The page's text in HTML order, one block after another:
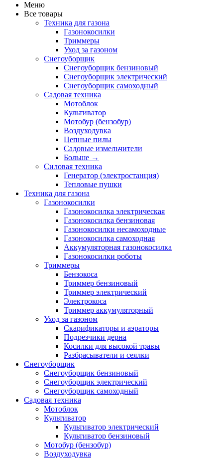
Меню
Все товары
Техника для газона
Газонокосилки
Триммеры
Уход за газоном
Снегоуборщик
Снегоуборщик бензиновый
Снегоуборщик электрический
Снегоуборщик самоходный
Садовая техника
Мотоблок
Культиватор
Мотобур (бензобур)
Воздуходувка
Цепные пилы
Садовые измельчители
Больше →
Силовая техника
Генератор (электростанция)
Тепловые пушки
Техника для газона
Газонокосилки
Газонокосилка электрическая
Газонокосилка бензиновая
Газонокосилки несамоходные
Газонокосилка самоходная
Аккумуляторная газонокосилка
Газонокосилки роботы
Триммеры
Бензокоса
Триммер бензиновый
Триммер электрический
Электрокоса
Триммер аккумуляторный
Уход за газоном
Скарификаторы и аэраторы
Подрезчики дерна
Косилки для высокой травы
Разбрасыватели и сеялки
Снегоуборщик
Снегоуборщик бензиновый
Снегоуборщик электрический
Снегоуборщик самоходный
Садовая техника
Мотоблок
Культиватор
Культиватор электрический
Культиватор бензиновый
Мотобур (бензобур)
Воздуходувка